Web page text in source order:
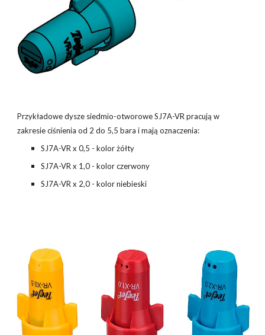
Przykładowe dysze siedmio-otworowe SJ7A-VR pracują w
zakresie ciśnienia od 2 do 5,5 bara i mają oznaczenia:
SJ7A-VR x 0,5 - kolor żółty
SJ7A-VR x 1,0 - kolor czerwony
SJ7A-VR x 2,0 - kolor niebieski